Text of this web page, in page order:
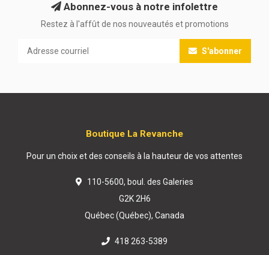
Abonnez-vous à notre infolettre
Restez à l'affût de nos nouveautés et promotions
S'abonner
Boutique La Revanche
Pour un choix et des conseils à la hauteur de vos attentes
110-5600, boul. des Galeries
G2K 2H6
Québec (Québec), Canada
418 263-5389